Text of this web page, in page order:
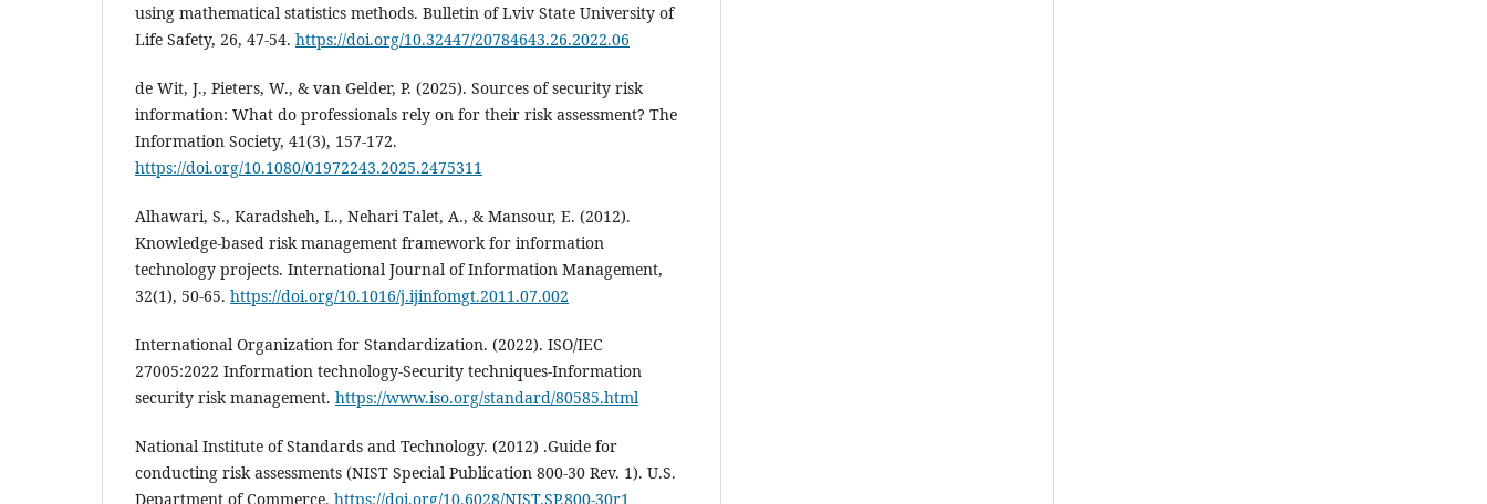
using mathematical statistics methods. Bulletin of Lviv State University of
Life Safety, 26, 47-54. https://doi.org/10.32447/20784643.26.2022.06
de Wit, J., Pieters, W., & van Gelder, P. (2025). Sources of security risk
information: What do professionals rely on for their risk assessment? The
Information Society, 41(3), 157-172.
https://doi.org/10.1080/01972243.2025.2475311
Alhawari, S., Karadsheh, L., Nehari Talet, A., & Mansour, E. (2012).
Knowledge-based risk management framework for information
technology projects. International Journal of Information Management,
32(1), 50-65. https://doi.org/10.1016/j.ijinfomgt.2011.07.002
International Organization for Standardization. (2022). ISO/IEC
27005:2022 Information technology-Security techniques-Information
security risk management. https://www.iso.org/standard/80585.html
National Institute of Standards and Technology. (2012) .Guide for
conducting risk assessments (NIST Special Publication 800-30 Rev. 1). U.S.
Department of Commerce. https://doi.org/10.6028/NIST.SP.800-30r1